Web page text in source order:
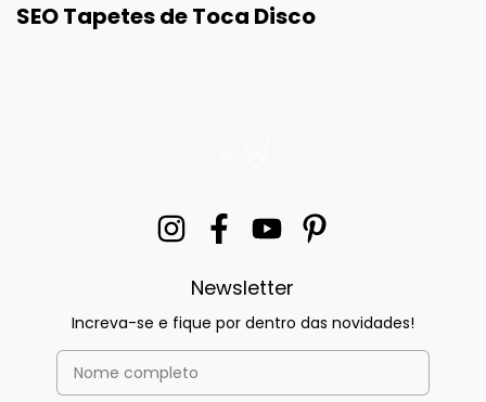
SEO Tapetes de Toca Disco
Newsletter
Increva-se e fique por dentro das novidades!